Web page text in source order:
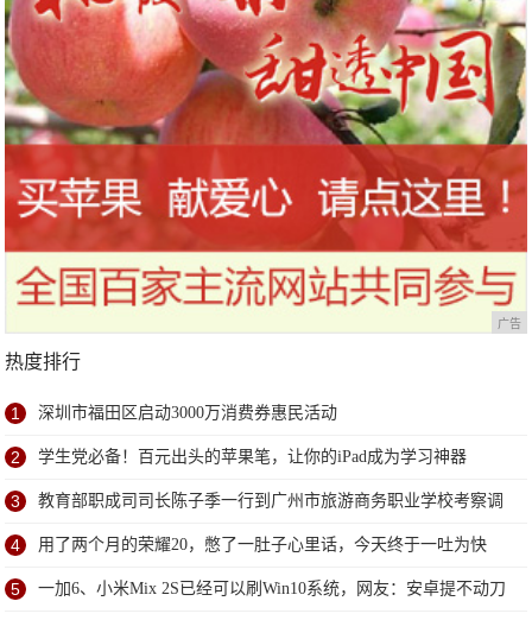
广告
热度排行
1 深圳市福田区启动3000万消费券惠民活动
2 学生党必备！百元出头的苹果笔，让你的iPad成为学习神器
3 教育部职成司司长陈子季一行到广州市旅游商务职业学校考察调
研
4 用了两个月的荣耀20，憋了一肚子心里话，今天终于一吐为快
5 一加6、小米Mix 2S已经可以刷Win10系统，网友：安卓提不动刀